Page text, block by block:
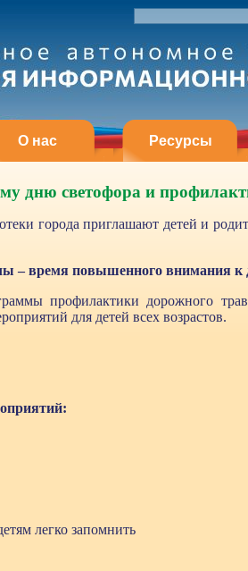
О нас Ресурсы
дню светофора и
города приглашают детей и
– время повышенного внимания к
профилактики дорожного
для детей всех возрастов.
легко запомнить